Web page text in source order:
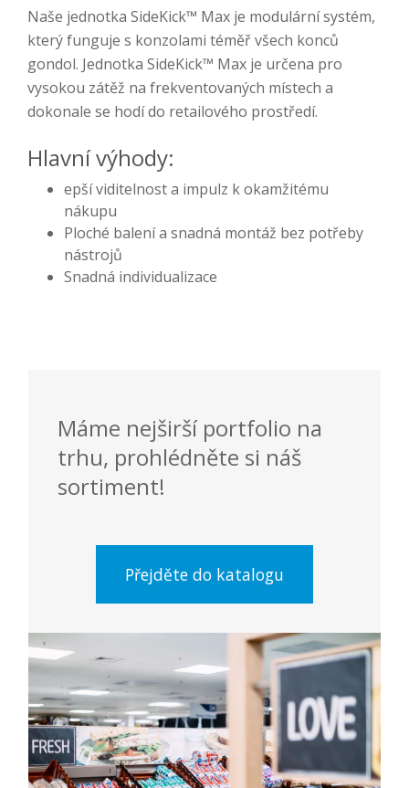
Naše jednotka SideKick™ Max je modulární systém,
který funguje s konzolami téměř všech konců
gondol. Jednotka SideKick™ Max je určena pro
vysokou zátěž na frekventovaných místech a
dokonale se hodí do retailového prostředí.
Hlavní výhody:
epší viditelnost a impulz k okamžitému
nákupu
Ploché balení a snadná montáž bez potřeby
nástrojů
Snadná individualizace
Máme nejširší portfolio na
trhu, prohlédněte si náš
sortiment!
Přejděte do katalogu